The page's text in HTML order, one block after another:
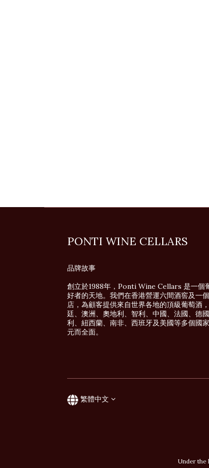
PONTI WINE CELLARS
品牌故事
創立於1988年，Ponti Wine Cellars 是一個
好者的天地。我們在香港營運六間酒窖及一
店，為顧客提供來自世界各地的頂級葡萄酒
廷、澳洲、奧地利、智利、中國、法國、德
利、紐西蘭、南非、西班牙及美國等多個國
元而全面。
繁體中文
Under the